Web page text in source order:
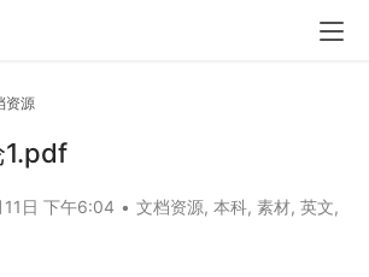
资源
1.pdf
日 下午6:04 • 文档资源, 本科, 素材, 英文,